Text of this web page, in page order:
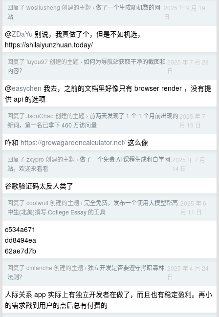
回复了 wosilusheng 创建的主题 › 做了一个生成随机数的网
站
2025 年 9 月 19
日
@ZDaYu 别说，我真做了个，但是不如机选，
https://shilaiyunzhuan.today/
回复了 fuyou97 创建的主题 › 如何为导航站获取干净的截图和
内容？
2025 年 7 月 28
日
@easychen 我去，之前的文档里好像只有 browser render ，没有提
供 api 的选项
回复了 JsonChao 创建的主题 › 前两天发现了 1 个 1 个月前出现的
新词，第一名已拿下 460 万访问量
2025 年 7
月 19 日
咋和 https://growagardencalculator.net/ 这么像
回复了 zxypro 创建的主题 › 做了一个免费 AI 课程生成和自学网
站，欢迎来看看
2025 年 7 月
14 日
谷歌验证码太反人类了
回复了 coolwulf 创建的主题 › 完全免费，发布一个使用大模型帮高
中生(北美)撰写 College Essay 的工具
2025 年 6
月 11 日
c534a671
dd8494ea
62ae7d7b
回复了 cmlanche 创建的主题 › 独立开发是否要遵守黑暗森林
法则？
2025 年 4 月 24
日
人际关系 app 实际上有独立开发者在做了，而且也有稳定盈利。再小
的需求戳到用户的点后总有付费的